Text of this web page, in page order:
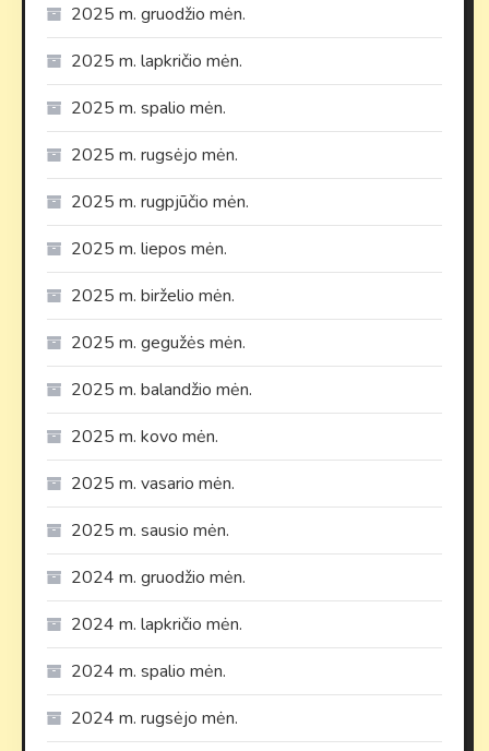
2025 m. gruodžio mėn.
2025 m. lapkričio mėn.
2025 m. spalio mėn.
2025 m. rugsėjo mėn.
2025 m. rugpjūčio mėn.
2025 m. liepos mėn.
2025 m. birželio mėn.
2025 m. gegužės mėn.
2025 m. balandžio mėn.
2025 m. kovo mėn.
2025 m. vasario mėn.
2025 m. sausio mėn.
2024 m. gruodžio mėn.
2024 m. lapkričio mėn.
2024 m. spalio mėn.
2024 m. rugsėjo mėn.